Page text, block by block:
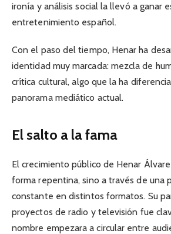
ironía y análisis social la llevó a ganar
entretenimiento español.
Con el paso del tiempo, Henar ha
identidad muy marcada: mezcla de
crítica cultural, algo que la ha
panorama mediático actual.
El salto a la fama
El crecimiento público de Henar
forma repentina, sino a través de una
constante en distintos formatos. Su
proyectos de radio y televisión fue
nombre empezara a circular entre